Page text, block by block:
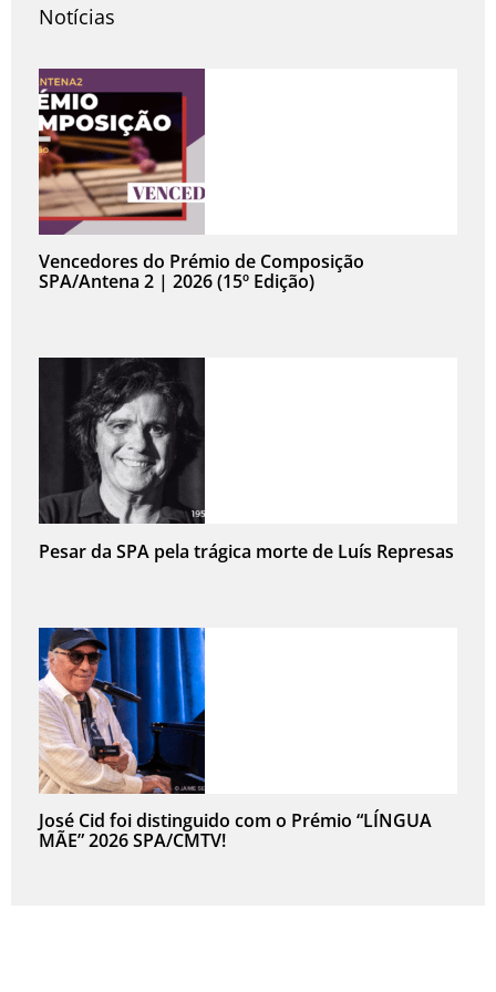
Notícias
Vencedores do Prémio de Composição
SPA/Antena 2 | 2026 (15º Edição)
Pesar da SPA pela trágica morte de Luís Represas
José Cid foi distinguido com o Prémio “LÍNGUA
MÃE” 2026 SPA/CMTV!